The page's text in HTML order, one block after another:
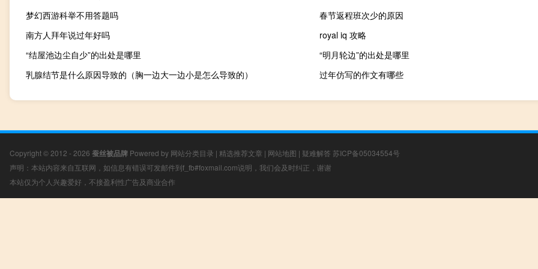
梦幻西游科举不用答题吗
春节返程班次少的原因
南方人拜年说过年好吗
royal iq 攻略
“结屋池边尘自少”的出处是哪里
“明月轮边”的出处是哪里
乳腺结节是什么原因导致的（胸一边大一边小是怎么导致的）
过年仿写的作文有哪些
Copyright © 2012 - 2026 蚕丝被品牌 Powered by 网站分类目录 | 精选推荐文章 | 网站地图 | 疑难解答 苏ICP备05034554号
声明：本站内容来自互联网，如信息有错误可发邮件到f_fb#foxmail.com说明，我们会及时纠正，谢谢
本站仅为个人兴趣爱好，不接盈利性广告及商业合作